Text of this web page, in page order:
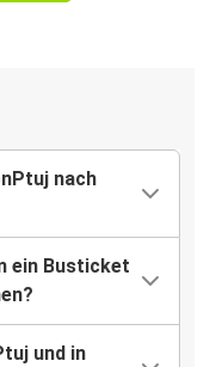
nach
ein Busticket
und in